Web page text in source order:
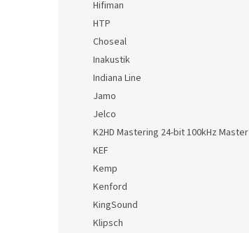
Hifiman
HTP
Choseal
Inakustik
Indiana Line
Jamo
Jelco
K2HD Mastering 24-bit 100kHz Master
KEF
Kemp
Kenford
KingSound
Klipsch